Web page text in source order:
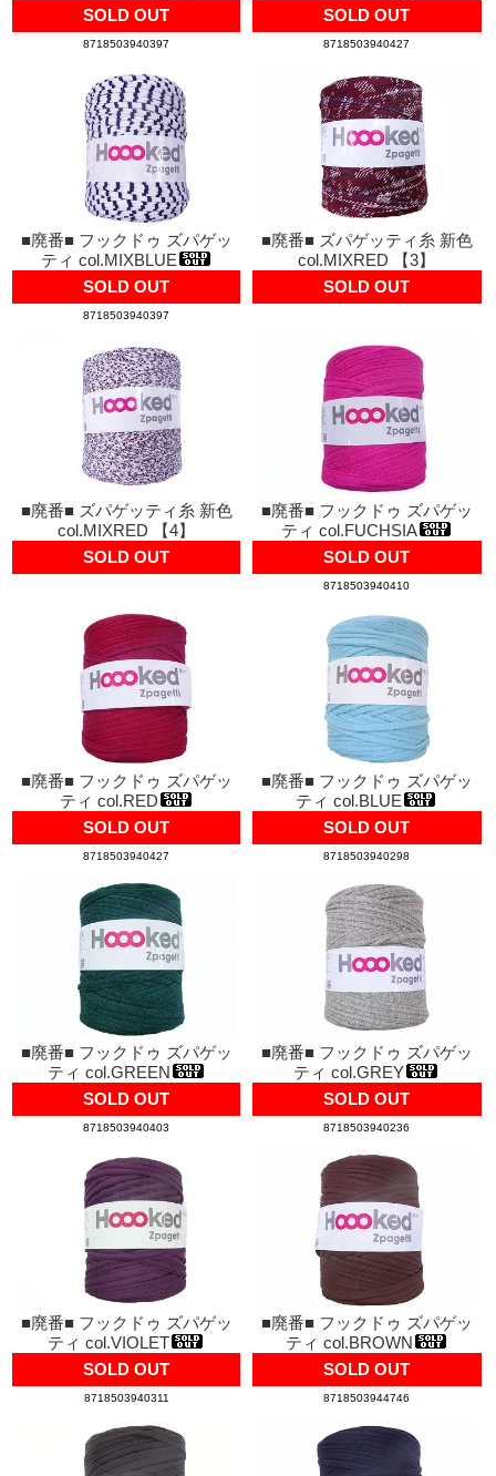
SOLD OUT
8718503940397
SOLD OUT
8718503940427
■廃番■ フックドゥ ズパゲッ
ティ col.MIXBLUE
SOLD OUT
8718503940397
■廃番■ ズパゲッティ糸 新色
col.MIXRED 【3】
SOLD OUT
■廃番■ ズパゲッティ糸 新色
col.MIXRED 【4】
SOLD OUT
■廃番■ フックドゥ ズパゲッ
ティ col.FUCHSIA
SOLD OUT
8718503940410
■廃番■ フックドゥ ズパゲッ
ティ col.RED
SOLD OUT
8718503940427
■廃番■ フックドゥ ズパゲッ
ティ col.BLUE
SOLD OUT
8718503940298
■廃番■ フックドゥ ズパゲッ
ティ col.GREEN
SOLD OUT
8718503940403
■廃番■ フックドゥ ズパゲッ
ティ col.GREY
SOLD OUT
8718503940236
■廃番■ フックドゥ ズパゲッ
ティ col.VIOLET
SOLD OUT
8718503940311
■廃番■ フックドゥ ズパゲッ
ティ col.BROWN
SOLD OUT
8718503944746